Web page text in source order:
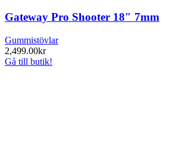
Gateway Pro Shooter 18″ 7mm
Gummistövlar
2,499.00kr
Gå till butik!